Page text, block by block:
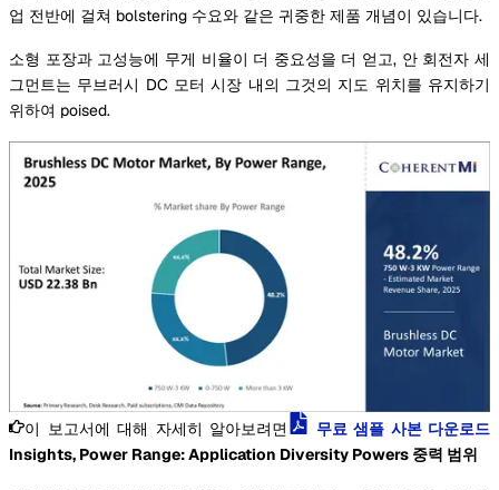
업 전반에 걸쳐 bolstering 수요와 같은 귀중한 제품 개념이 있습니다.
소형 포장과 고성능에 무게 비율이 더 중요성을 더 얻고, 안 회전자 세
그먼트는 무브러시 DC 모터 시장 내의 그것의 지도 위치를 유지하기
위하여 poised.
이 보고서에 대해 자세히 알아보려면
무료 샘플 사본 다운로드
Insights, Power Range: Application Diversity Powers 중력 범위